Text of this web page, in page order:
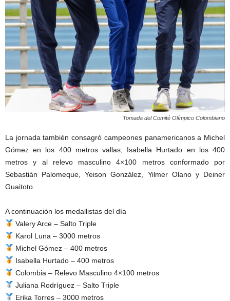
Tomada del Comité Olímpico Colombiano
La jornada también consagró campeones panamericanos a Michel
Gómez en los 400 metros vallas; Isabella Hurtado en los 400
metros y al relevo masculino 4×100 metros conformado por
Sebastián Palomeque, Yeison González, Yilmer Olano y Deiner
Guaitoto.
A continuación los medallistas del día
Valery Arce – Salto Triple
Karol Luna – 3000 metros
Michel Gómez – 400 metros
Isabella Hurtado – 400 metros
Colombia – Relevo Masculino 4×100 metros
Juliana Rodríguez – Salto Triple
Erika Torres – 3000 metros